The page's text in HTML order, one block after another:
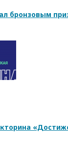
бронзовым